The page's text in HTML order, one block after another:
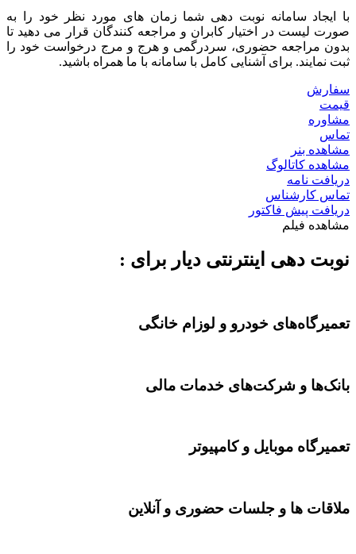
سامانه نوبت دهی شما زمان های مورد نظر خود را به
لیست در اختیار کابران و مراجعه کنندگان قرار می دهید تا
مراجعه حضوری، سردرگمی و هرج و مرج درخواست خود را
برای آشنایی کامل با سامانه با ما همراه باشید.
بنر
کاتالوگ
نامه
کارشناس
پیش فاکتور
فیلم
دهی اینترنتی دیار برای :
خودرو و لوزام خانگی
و شرکت‌های خدمات مالی
موبایل و کامپیوتر
ها و جلسات حضوری و آنلاین